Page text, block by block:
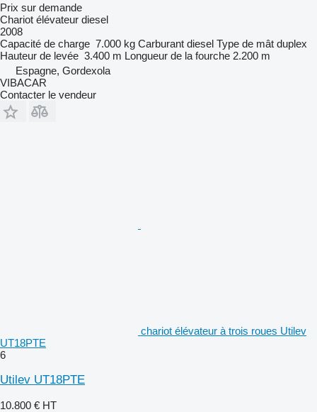
Prix sur demande
Chariot élévateur diesel
2008
Capacité de charge 7.000 kg Carburant diesel Type de mât duplex
Hauteur de levée 3.400 m Longueur de la fourche 2.200 m
Espagne, Gordexola
VIBACAR
Contacter le vendeur
chariot élévateur à trois roues Utilev
UT18PTE
6
Utilev UT18PTE
10.800 € HT